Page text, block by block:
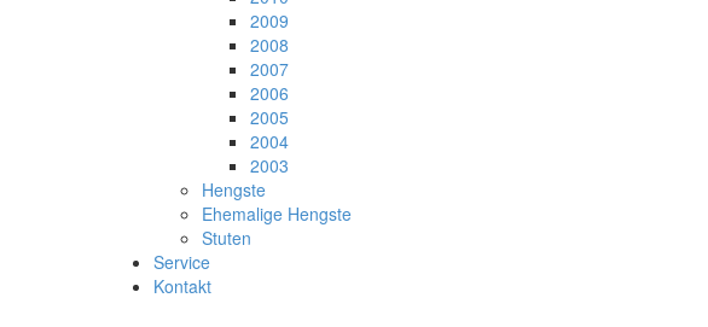
2009
2008
2007
2006
2005
2004
2003
Hengste
Ehemalige Hengste
Stuten
Service
Kontakt